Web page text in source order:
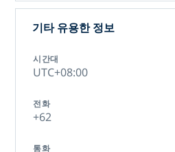
기타 유용한 정보
시간대
UTC+08:00
전화
+62
통화